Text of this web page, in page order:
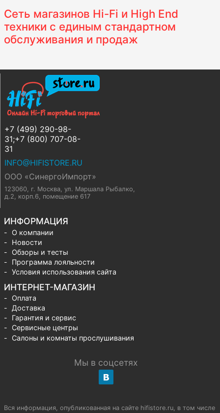
Сеть магазинов Hi-Fi и High End
техники с единым стандартном
обслуживания и продаж
+7 (499) 290-98-
31;+7 (800) 707-08-
31
INFO@HIFISTORE.RU
ООО «СинергоИмпорт»
123060, г. Москва, ул. Маршала Рыбалко,
д.2, корп.6, помещение 617
ИНФОРМАЦИЯ
О компании
Новости
Обзоры и тесты
Программа лояльности
Условия использования сайта
ИНТЕРНЕТ-МАГАЗИН
Оплата
Доставка
Гарантия и сервис
Сервисные центры
Салоны и комнаты прослушивания
Мы в соцсетях
Вся информация, опубликованная на сайте hifistore.ru, в том числе